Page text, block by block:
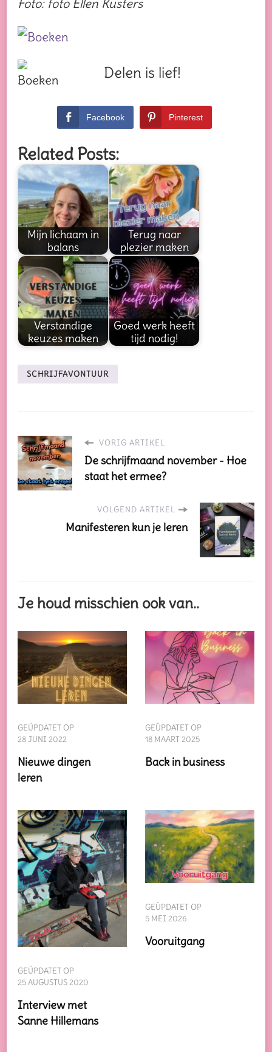
Foto: foto Ellen Kusters
Delen is lief!
Facebook Pinterest
Related Posts:
Mijn lichaam in
balans
Terug naar
plezier maken
Verstandige
keuzes maken
Goed werk heeft
tijd nodig!
SCHRIJFAVONTUUR
VORIG ARTIKEL
De schrijfmaand november - Hoe
staat het ermee?
VOLGEND ARTIKEL
Manifesteren kun je leren
Je houd misschien ook van..
GEÜPDATET OP
28 JUNI 2022
Nieuwe dingen
leren
GEÜPDATET OP
18 MAART 2025
Back in business
GEÜPDATET OP
25 AUGUSTUS 2020
Interview met
Sanne Hillemans
GEÜPDATET OP
5 MEI 2026
Vooruitgang